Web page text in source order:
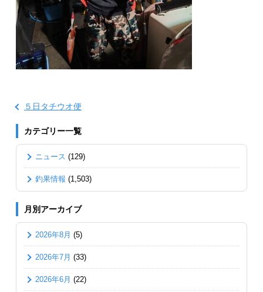
５日タチウオ便
カテゴリー一覧
ニュース (129)
釣果情報 (1,503)
月別アーカイブ
2026年8月 (5)
2026年7月 (33)
2026年6月 (22)